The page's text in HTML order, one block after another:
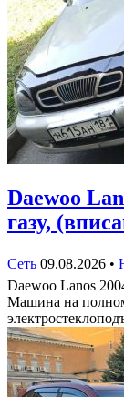
Daewoo
газу,
Сеть 09.08.2026 •
Daewoo Lanos
Машина на